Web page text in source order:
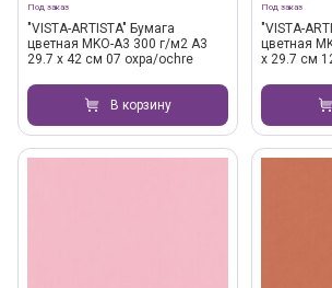
Под заказ
"VISTA-ARTISTA" Бумага
цветная MKO-A3 300 г/м2 A3
29.7 х 42 см 07 охра/ochre
В корзину
Под заказ
"VISTA-
цветная
х 29.7 см